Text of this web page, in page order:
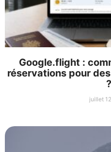
Google.flight :
réservations pour
?
juillet